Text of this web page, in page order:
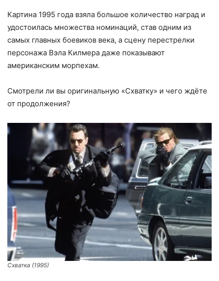
Картина 1995 года взяла большое количество наград и
удостоилась множества номинаций, став одним из
самых главных боевиков века, а сцену перестрелки
персонажа Вэла Килмера даже показывают
американским морпехам.
Смотрели ли вы оригинальную «Схватку» и чего ждёте
от продолжения?
Схватка (1995)